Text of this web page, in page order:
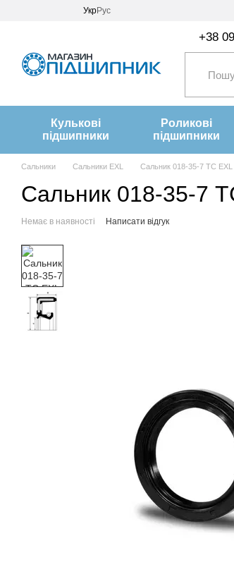
Перейти до основного контенту
УкрРус
+38
Кулькові
підшипники
Роликові
підшипники
Сальники Сальники EXL Сальник 018-35-7 TC
Сальник 018-35-7
Немає в наявності Написати відгук